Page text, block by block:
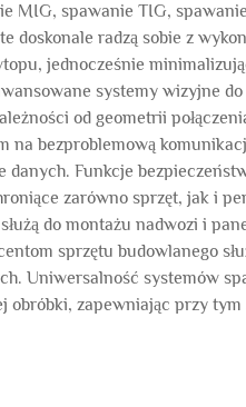
MIG, spawanie TIG,
doskonale radzą sobie z
jednocześnie
systemy wizyjne
od geometrii
na bezproblemową
danych. Funkcje
zarówno sprzęt, jak i
do montażu nadwozi i
sprzętu budowlanego
Uniwersalność systemów
obróbki, zapewniając przy